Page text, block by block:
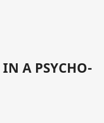
A PSYCHO-